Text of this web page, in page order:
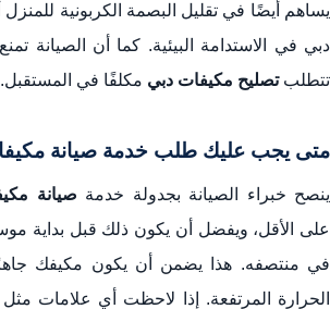
يساهم أيضًا في تقليل البصمة الكربونية
دبي في الاستدامة البيئية. كما أن الصيانة
تتطلبتصليح مكيفات دبي مكلفًا في المستقبل.
متى يجب عليك طلب خدمة صيانة
ينصح خبراء الصيانة بجدولة خدمة صيانة
على الأقل، ويفضل أن يكون ذلك قبل بداية
في منتصفه. هذا يضمن أن يكون مكيفك
الحرارة المرتفعة. إذا لاحظت أي علامات